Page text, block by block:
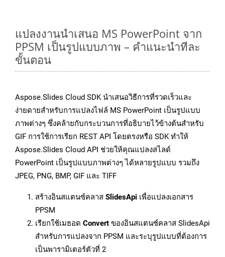
แปลงงานนำเสนอ MS PowerPoint จาก
PPSM เป็นรูปแบบภาพ – คำแนะนำทีละ
ขั้นตอน
Aspose.Slides Cloud SDK นำเสนอวิธีการที่รวดเร็วและ
ง่ายดายสำหรับการแปลงไฟล์ MS PowerPoint เป็นรูปแบบ
ภาพต่างๆ ซึ่งคล้ายกับกระบวนการที่อธิบายไว้ข้างต้นสำหรับ
GIF การใช้การเรียก REST API โดยตรงหรือ SDK ทำให้
Aspose.Slides Cloud API ช่วยให้คุณแปลงสไลด์
PowerPoint เป็นรูปแบบภาพต่างๆ ได้หลายรูปแบบ รวมถึง
JPEG, PNG, BMP, GIF และ TIFF
สร้างอินสแตนซ์คลาส SlidesApi เพื่อแปลงเอกสาร
PPSM
เรียกใช้เมธอด Convert ของอินสแตนซ์คลาส SlidesApi
สำหรับการแปลงจาก PPSM และระบุรูปแบบที่ต้องการ
เป็นพารามิเตอร์ตัวที่ 2